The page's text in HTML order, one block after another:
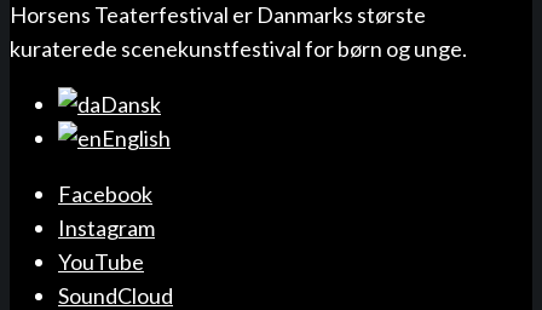
Horsens Teaterfestival er Danmarks største
kuraterede scenekunstfestival for børn og unge.
Dansk
English
Facebook
Instagram
YouTube
SoundCloud